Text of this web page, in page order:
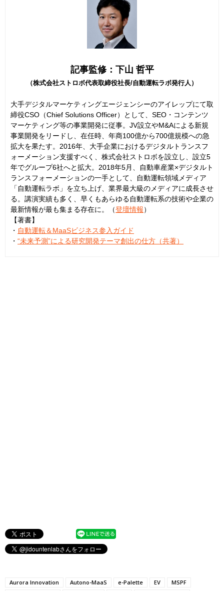
記事監修：下山 哲平
（株式会社ストロボ代表取締役社長/自動運転ラボ発行人）
大手デジタルマーケティングエージェンシーのアイレップにて取
締役CSO（Chief Solutions Officer）として、SEO・コンテンツ
マーケティング等の事業開発に従事。JV設立やM&Aによる新規
事業開発をリードし、在任時、年商100億から700億規模への急
拡大を果たす。2016年、大手企業におけるデジタルトランスフ
ォーメーション支援すべく、株式会社ストロボを設立し、設立5
年でグループ6社へと拡大。2018年5月、自動車産業×デジタルト
ランスフォーメーションの一手として、自動運転領域メディア
「自動運転ラボ」を立ち上げ、業界最大級のメディアに成長させ
る。講演実績も多く、早くもあらゆる自動運転系の技術や企業の
最新情報が最も集まる存在に。（登壇情報）
【著書】
・ 自動運転＆MaaSビジネス参入ガイド
・ “未来予測”による研究開発テーマ創出の仕方（共著）
Aurora Innovation Autono-MaaS e-Palette EV
MSPF